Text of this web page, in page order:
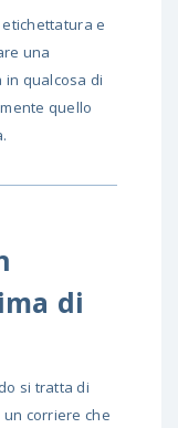
e
una
qualcosa di
quello
di
si tratta di
un corriere che